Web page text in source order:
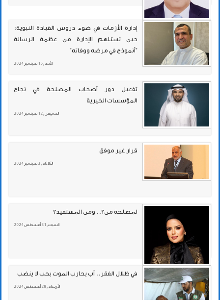
إدارة الأزمات في ضوء دروس القيادة النبوية:
حين تستلهم الإدارة من عظمة الرسالة
"أنموذج في مرضه ووفاته"
الأحد , 15 سبتمبر 2024
تفعيل دور أصحاب المصلحة في نجاح
المؤسسات الخيرية
الخميس , 12 سبتمبر 2024
قرار غير موفق
الثلاثاء , 3 سبتمبر 2024
لمصلحة من؟.. ومن المستفيد؟
السبت , 31 أغسطس 2024
في ظلال الفقر.. أب يحارب الموت بحب لا ينضب
الأربعاء , 28 أغسطس 2024